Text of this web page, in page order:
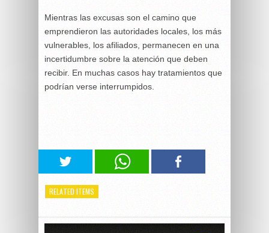
Mientras las excusas son el camino que
emprendieron las autoridades locales, los más
vulnerables, los afiliados, permanecen en una
incertidumbre sobre la atención que deben
recibir. En muchas casos hay tratamientos que
podrían verse interrumpidos.
RELATED ITEMS